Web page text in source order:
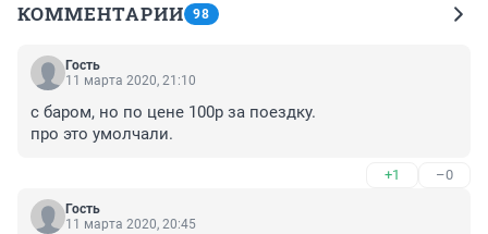
КОММЕНТАРИИ 98
Гость
11 марта 2020, 21:10
с баром, но по цене 100р за поездку.
про это умолчали.
+1 –0
Гость
11 марта 2020, 20:45